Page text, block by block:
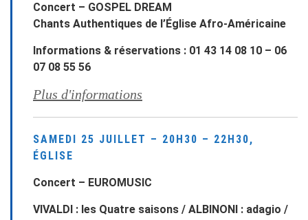
Concert – GOSPEL DREAM
Chants Authentiques de l’Église Afro-Américaine
Informations & réservations : 01 43 14 08 10 – 06
07 08 55 56
Plus d'informations
SAMEDI 25 JUILLET – 20H30 – 22H30,
ÉGLISE
Concert – EUROMUSIC
VIVALDI : les Quatre saisons / ALBINONI : adagio /